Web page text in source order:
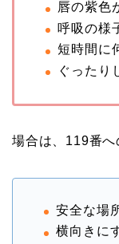
唇の紫色
呼吸の様
短時間に
ぐったり
場合は、119番へ
安全な場
横向きに